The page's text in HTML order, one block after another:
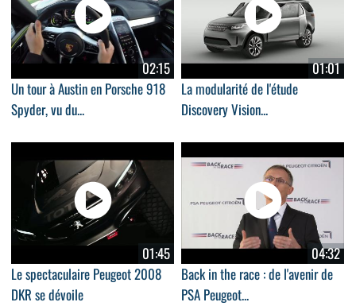
02:15
Un tour à Austin en Porsche 918
Spyder, vu du...
01:01
La modularité de l'étude
Discovery Vision...
01:45
Le spectaculaire Peugeot 2008
DKR se dévoile
04:32
Back in the race : de l'avenir de
PSA Peugeot...